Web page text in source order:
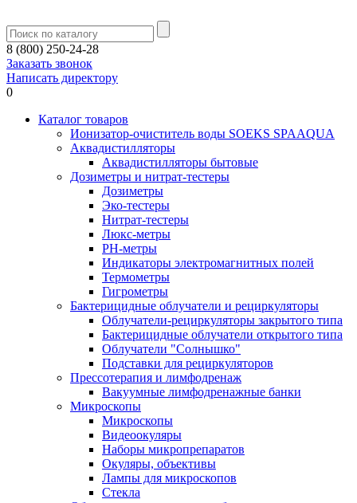
8 (800) 250-24-28
Заказать звонок
Написать директору
0
Каталог товаров
Ионизатор-очиститель воды SOEKS SPAAQUA
Аквадистилляторы
Аквадистилляторы бытовые
Дозиметры и нитрат-тестеры
Дозиметры
Эко-тестеры
Нитрат-тестеры
Люкс-метры
РН-метры
Индикаторы электромагнитных полей
Термометры
Гигрометры
Бактерицидные облучатели и рециркуляторы
Облучатели-рециркуляторы закрытого типа
Бактерицидные облучатели открытого типа
Облучатели "Солнышко"
Подставки для рециркуляторов
Прессотерапия и лимфодренаж
Вакуумные лимфодренажные банки
Микроскопы
Микроскопы
Видеоокуляры
Наборы микропрепаратов
Окуляры, объективы
Лампы для микроскопов
Стекла